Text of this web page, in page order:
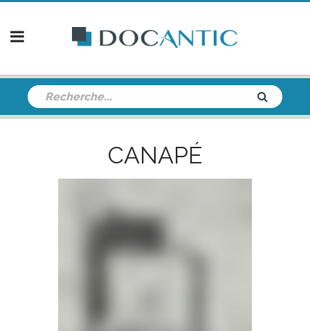
CANAPÉ